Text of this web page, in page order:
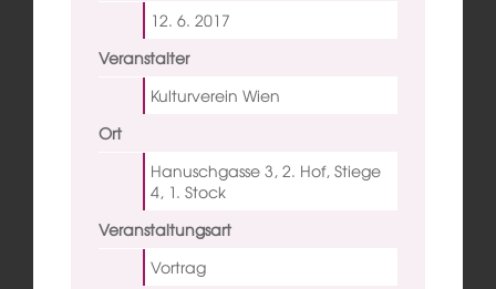
12. 6. 2017
Veranstalter
Kulturverein Wien
Ort
Hanuschgasse 3, 2. Hof, Stiege
4, 1. Stock
Veranstaltungsart
Vortrag